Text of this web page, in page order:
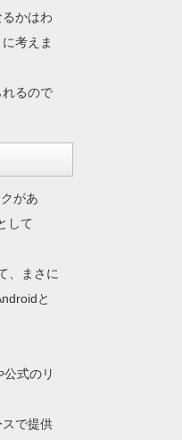
かはわ
考えま
るので
があ
して
、まさに
と
式のリ
で提供